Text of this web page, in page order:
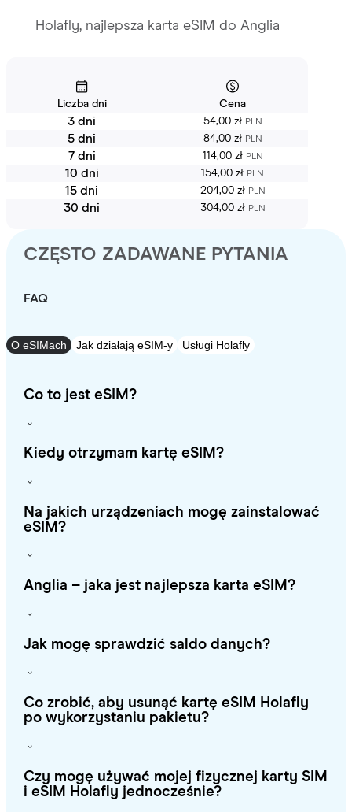
Holafly, najlepsza karta eSIM do Anglia
Liczba dni Cena
3 dni 54,00 zł PLN
5 dni 84,00 zł PLN
7 dni 114,00 zł PLN
10 dni 154,00 zł PLN
15 dni 204,00 zł PLN
30 dni 304,00 zł PLN
CZĘSTO ZADAWANE PYTANIA
FAQ
O eSIMach Jak działają eSIM-y Usługi Holafly
Co to jest eSIM?
Kiedy otrzymam kartę eSIM?
Na jakich urządzeniach mogę zainstalować
eSIM?
Anglia – jaka jest najlepsza karta eSIM?
Jak mogę sprawdzić saldo danych?
Co zrobić, aby usunąć kartę eSIM Holafly
po wykorzystaniu pakietu?
Czy mogę używać mojej fizycznej karty SIM
i eSIM Holafly jednocześnie?